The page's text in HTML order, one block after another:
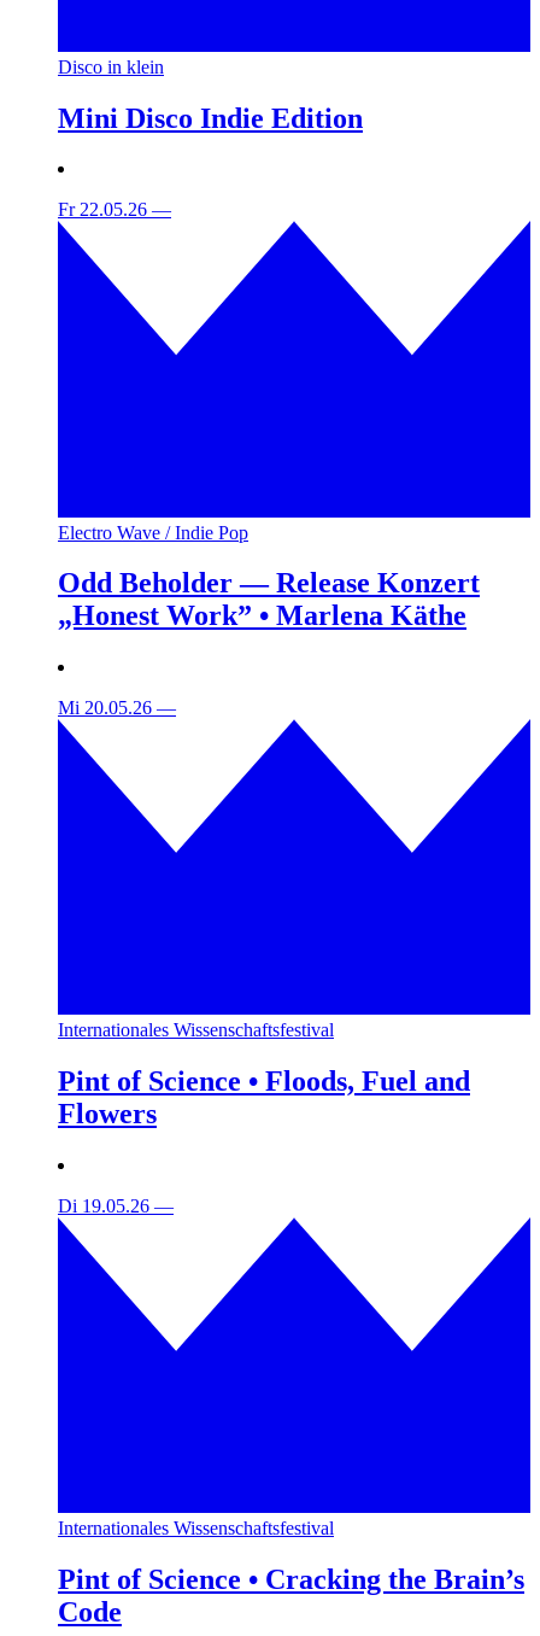
Disco in klein
Mini Disco Indie Edition
Fr 22.05.26 —
Electro Wave / Indie Pop
Odd Beholder — Release Konzert
„Honest Work” • Marlena Käthe
Mi 20.05.26 —
Internationales Wissenschaftsfestival
Pint of Science • Floods, Fuel and
Flowers
Di 19.05.26 —
Internationales Wissenschaftsfestival
Pint of Science • Cracking the Brain’s
Code